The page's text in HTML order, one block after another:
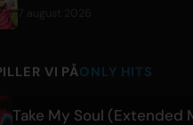
7 august 2026
VI PÅONLY HITS
Take My Soul (Extended